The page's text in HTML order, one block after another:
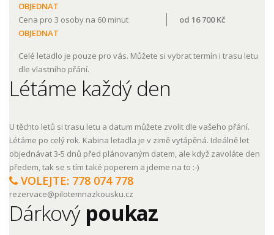
OBJEDNAT
Cena pro 3 osoby na 60 minut
od 16 700 Kč
OBJEDNAT
Celé letadlo je pouze pro vás. Můžete si vybrat termín i trasu letu
dle vlastního přání.
Létáme každý den
U těchto letů si trasu letu a datum můžete zvolit dle vašeho přání.
Létáme po celý rok. Kabina letadla je v zimě vytápěná. Ideálně let
objednávat 3-5 dnů před plánovaným datem, ale když zavoláte den
předem, tak se s tím také poperem a jdeme na to :-)
VOLEJTE: 778 074 778
rezervace@pilotemnazkousku.cz
Dárkový poukaz